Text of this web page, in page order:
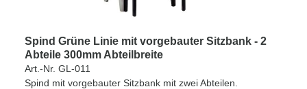
Spind Grüne Linie mit vorgebauter Sitzbank - 2
Abteile 300mm Abteilbreite
Art.-Nr. GL-011
Spind mit vorgebauter Sitzbank mit zwei Abteilen.